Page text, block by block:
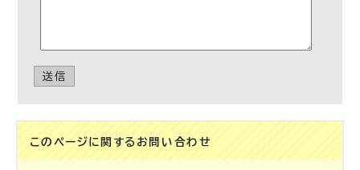
送信
このページに関する お問い合わせ